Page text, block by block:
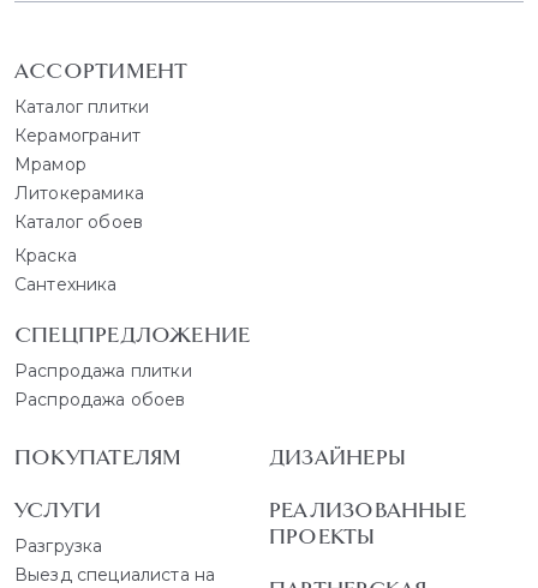
АССОРТИМЕНТ
Каталог плитки
Керамогранит
Мрамор
Литокерамика
Каталог обоев
Краска
Сантехника
СПЕЦПРЕДЛОЖЕНИЕ
Распродажа плитки
Распродажа обоев
ПОКУПАТЕЛЯМ
УСЛУГИ
Разгрузка
Выезд специалиста на
ДИЗАЙНЕРЫ
РЕАЛИЗОВАННЫЕ
ПРОЕКТЫ